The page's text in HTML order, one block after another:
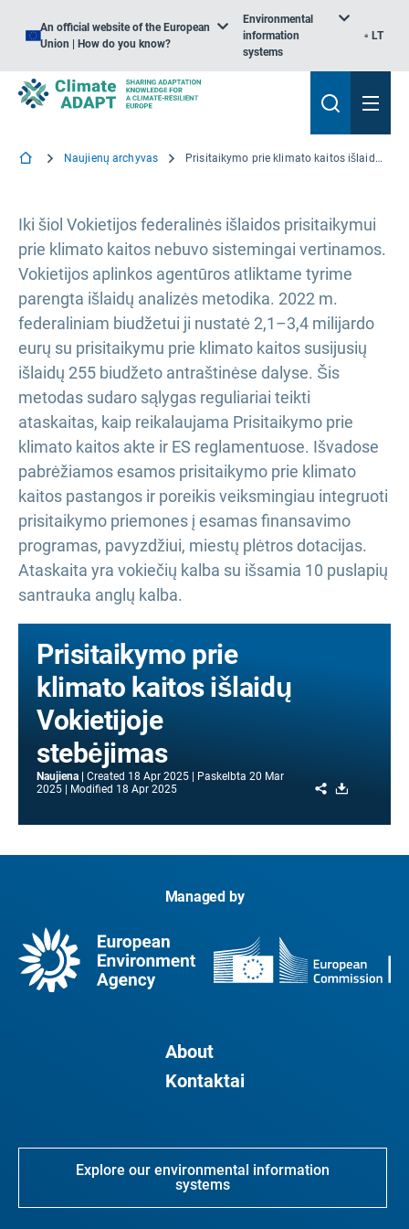
An official website of the European
Union | How do you know?
Environmental
information
systems
LT
Naujienų archyvas Prisitaikymo prie klimato kaitos išlaidų Vokietijoje stebėjimas
Iki šiol Vokietijos federalinės išlaidos prisitaikymui
prie klimato kaitos nebuvo sistemingai vertinamos.
Vokietijos aplinkos agentūros atliktame tyrime
parengta išlaidų analizės metodika. 2022 m.
federaliniam biudžetui ji nustatė 2,1–3,4 milijardo
eurų su prisitaikymu prie klimato kaitos susijusių
išlaidų 255 biudžeto antraštinėse dalyse. Šis
metodas sudaro sąlygas reguliariai teikti
ataskaitas, kaip reikalaujama Prisitaikymo prie
klimato kaitos akte ir ES reglamentuose. Išvadose
pabrėžiamos esamos prisitaikymo prie klimato
kaitos pastangos ir poreikis veiksmingiau integruoti
prisitaikymo priemones į esamas finansavimo
programas, pavyzdžiui, miestų plėtros dotacijas.
Ataskaita yra vokiečių kalba su išsamia 10 puslapių
santrauka anglų kalba.
Prisitaikymo prie
klimato kaitos išlaidų
Vokietijoje
stebėjimas
Naujiena Created 18 Apr 2025 Paskelbta 20 Mar
2025
Modified 18 Apr 2025 Share
Managed by
About
Kontaktai
Explore our environmental information
systems